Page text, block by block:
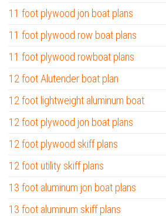
11 foot plywood jon boat plans
11 foot plywood row boat plans
11 foot plywood rowboat plans
12 foot Alutender boat plan
12 foot lightweight aluminum boat
12 foot plywood jon boat plans
12 foot plywood skiff plans
12 foot utility skiff plans
13 foot aluminum jon boat plans
13 foot aluminum skiff plans